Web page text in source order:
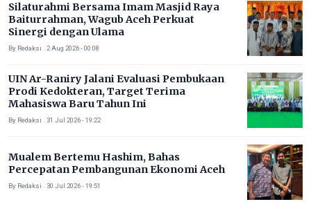
Silaturahmi Bersama Imam Masjid Raya
Baiturrahman, Wagub Aceh Perkuat
Sinergi dengan Ulama
By Redaksi . 2 Aug 2026 - 00:08
UIN Ar-Raniry Jalani Evaluasi Pembukaan
Prodi Kedokteran, Target Terima
Mahasiswa Baru Tahun Ini
By Redaksi . 31 Jul 2026 - 19:22
Mualem Bertemu Hashim, Bahas
Percepatan Pembangunan Ekonomi Aceh
By Redaksi . 30 Jul 2026 - 19:51